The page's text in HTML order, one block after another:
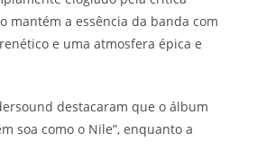
mantém a essência da banda com
e uma atmosfera épica e
destacaram que o álbum
soa como o Nile”, enquanto a